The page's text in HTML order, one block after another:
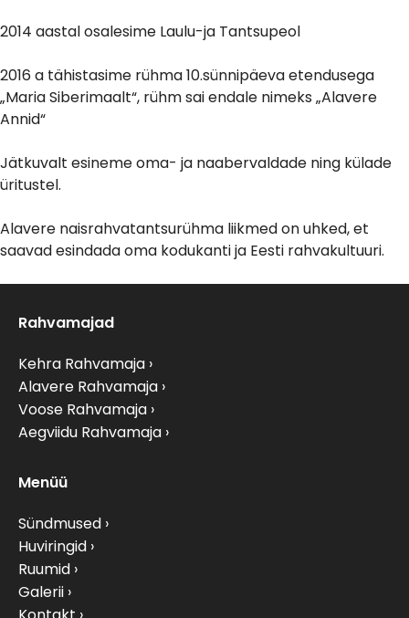
2014 aastal osalesime Laulu-ja Tantsupeol
2016 a tähistasime rühma 10.sünnipäeva etendusega
„Maria Siberimaalt“, rühm sai endale nimeks „Alavere
Annid“
Jätkuvalt esineme oma- ja naabervaldade ning külade
üritustel.
Alavere naisrahvatantsurühma liikmed on uhked, et
saavad esindada oma kodukanti ja Eesti rahvakultuuri.
Rahvamajad
Kehra Rahvamaja
Alavere Rahvamaja
Voose Rahvamaja
Aegviidu Rahvamaja
Menüü
Sündmused
Huviringid
Ruumid
Galerii